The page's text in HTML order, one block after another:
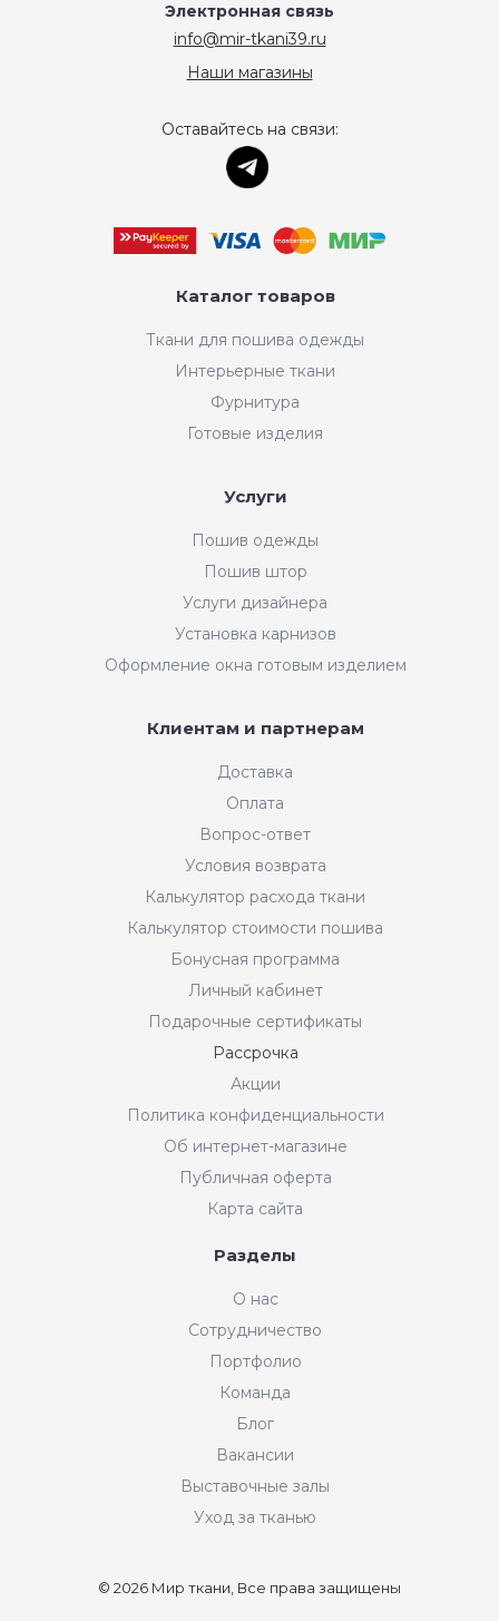
Электронная связь
info@mir-tkani39.ru
Наши магазины
Оставайтесь на связи:
Каталог товаров
Ткани для пошива одежды
Интерьерные ткани
Фурнитура
Готовые изделия
Услуги
Пошив одежды
Пошив штор
Услуги дизайнера
Установка карнизов
Оформление окна готовым изделием
Клиентам и партнерам
Доставка
Оплата
Вопрос-ответ
Условия возврата
Калькулятор расхода ткани
Калькулятор стоимости пошива
Бонусная программа
Личный кабинет
Подарочные сертификаты
Рассрочка
Акции
Политика конфиденциальности
Об интернет-магазине
Публичная оферта
Карта сайта
Разделы
О нас
Сотрудничество
Портфолио
Команда
Блог
Вакансии
Выставочные залы
Уход за тканью
© 2026 Мир ткани, Все права защищены